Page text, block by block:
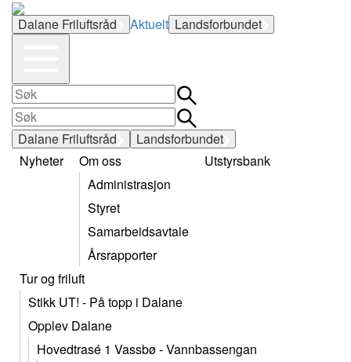
Dalane Friluftsråd Aktuelt Landsforbundet
Dalane Friluftsråd
Landsforbundet
Nyheter
Om oss
Administrasjon
Styret
Samarbeidsavtale
Årsrapporter
Utstyrsbank
Tur og friluft
Stikk UT! - På topp i Dalane
Opplev Dalane
Hovedtrasé 1 Vassbø - Vannbassengan